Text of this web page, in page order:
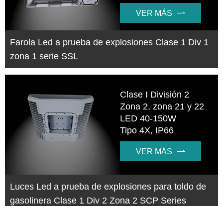
VER MÁS 
Farola Led a prueba de explosiones Clase 1 Div 1
zona 1 serie SSL
Clase I División 2
Zona 2, zona 21 y 22
LED 40-150W
Tipo 4X, IP66
VER MÁS 
Luces Led a prueba de explosiones para toldo de
gasolinera Clase 1 Div 2 Zona 2 SCP Series